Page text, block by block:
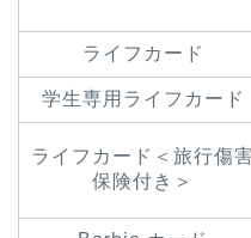
ライフカード
学生専用ライフカード
ライフカード＜旅行傷害
保険付き＞